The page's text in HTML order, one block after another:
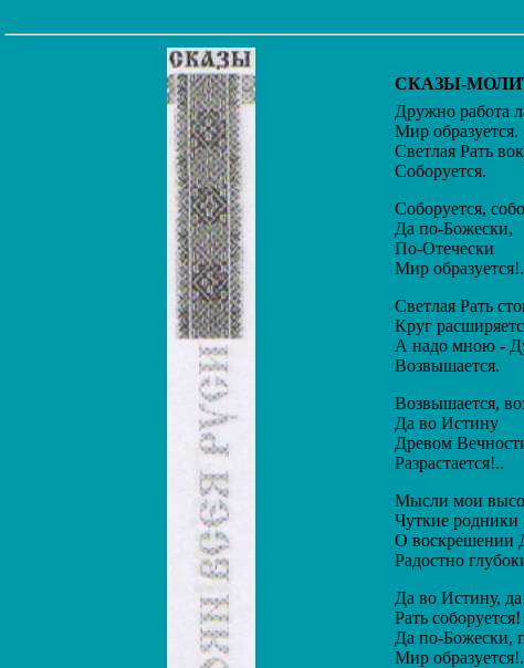
СКАЗЫ-
Дружно работа
Мир образуется.
Светлая Рать
Соборуется.
Соборуется,
Да по-Божески,
По-Отечески
Мир
Светлая Рать
Круг
А надо мною -
Возвышается.
Возвышается,
Да во Истину
Древом
Разрастается!..
Мысли мои
Чуткие родники
О воскрешении
Радостно
Да во Истину,
Рать соборуется!
Да по-Божески,
Мир